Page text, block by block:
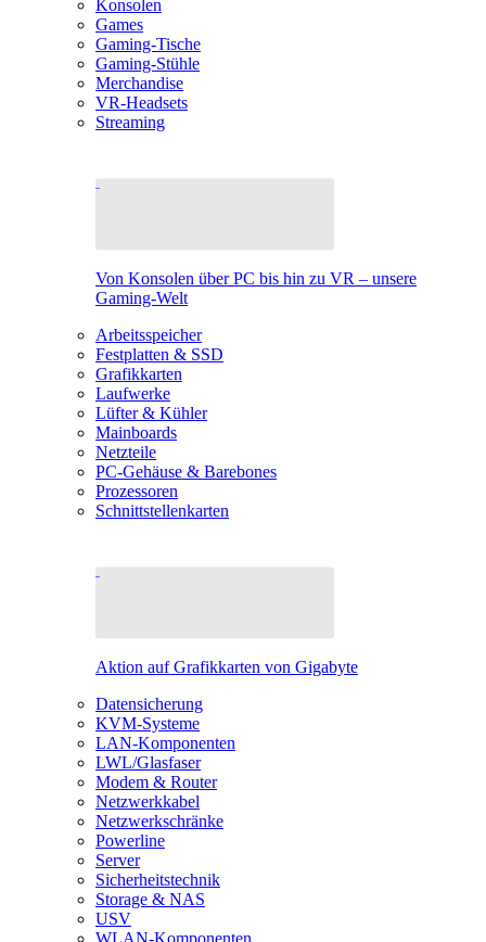
Konsolen
Games
Gaming-Tische
Gaming-Stühle
Merchandise
VR-Headsets
Streaming
Von Konsolen über PC bis hin zu VR – unsere
Gaming-Welt
Arbeitsspeicher
Festplatten & SSD
Grafikkarten
Laufwerke
Lüfter & Kühler
Mainboards
Netzteile
PC-Gehäuse & Barebones
Prozessoren
Schnittstellenkarten
Aktion auf Grafikkarten von Gigabyte
Datensicherung
KVM-Systeme
LAN-Komponenten
LWL/Glasfaser
Modem & Router
Netzwerkkabel
Netzwerkschränke
Powerline
Server
Sicherheitstechnik
Storage & NAS
USV
WLAN-Komponenten